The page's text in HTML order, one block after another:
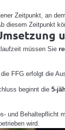
Zeitpunkt, an
diesem Zeitpunkt
müssen Sie
FFG erfolgt die
beginnt die 5-
und Behaltepflicht
wird.